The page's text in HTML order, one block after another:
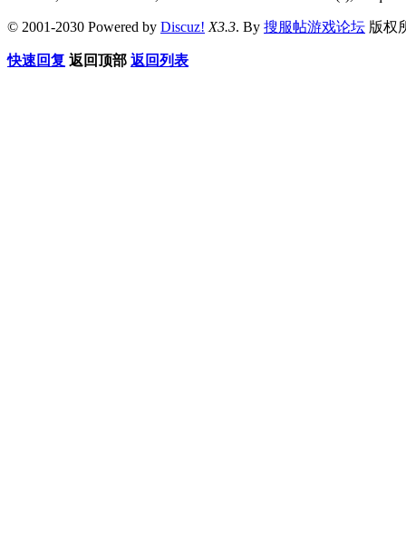
© 2001-2030 Powered by Discuz! X3.3. By 搜服帖游戏论坛 版权
快速回复 返回顶部 返回列表